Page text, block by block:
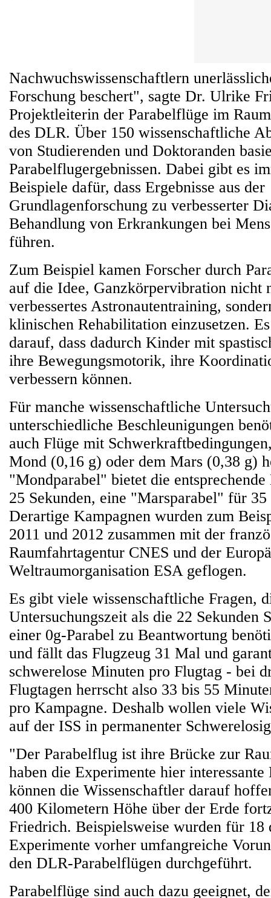
Nachwuchswissenschaftlern
Forschung beschert", sagte Dr. Ulrike
Projektleiterin der Parabelflüge im
des DLR. Über 150 wissenschaftliche
von Studierenden und Doktoranden
Parabelflugergebnissen. Dabei gibt es
Beispiele dafür, dass Ergebnisse aus der
Grundlagenforschung zu verbesserter
Behandlung von Erkrankungen bei
führen.
Zum Beispiel kamen Forscher durch
auf die Idee, Ganzkörpervibration nicht
verbessertes Astronautentraining,
klinischen Rehabilitation einzusetzen.
darauf, dass dadurch Kinder mit
ihre Bewegungsmotorik, ihre
verbessern können.
Für manche wissenschaftliche
unterschiedliche Beschleunigungen
auch Flüge mit
Mond (0,16 g) oder dem Mars (0,38 g)
"Mondparabel" bietet die
25 Sekunden, eine "Marsparabel" für 35
Derartige Kampagnen wurden zum
2011 und 2012 zusammen mit der
Raumfahrtagentur CNES und der
Weltraumorganisation ESA geflogen.
Es gibt viele wissenschaftliche Fragen,
Untersuchungszeit als die 22 Sekunden
einer 0g-Parabel zu Beantwortung
und fällt das Flugzeug 31 Mal und
schwerelose Minuten pro Flugtag - bei
Flugtagen herrscht also 33 bis 55
pro Kampagne. Deshalb wollen viele
auf der ISS in permanenter
"Der Parabelflug ist ihre Brücke zur
haben die Experimente hier
können die Wissenschaftler darauf
400 Kilometern Höhe über der Erde
Friedrich. Beispielsweise wurden für 18
Experimente vorher umfangreiche
den DLR-Parabelflügen durchgeführt.
Parabelflüge sind auch dazu geeignet,